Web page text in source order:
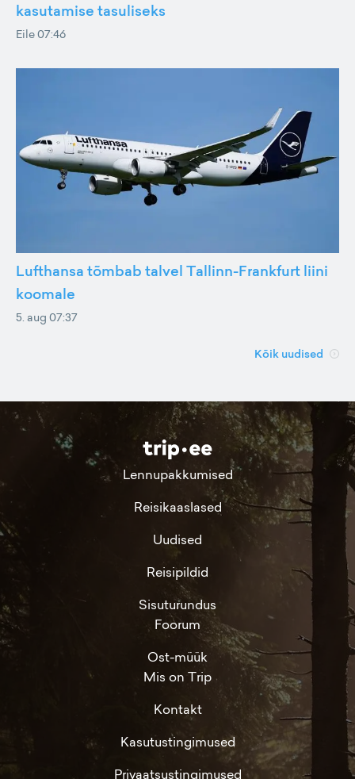
kasutamise tasuliseks
Eile 07:46
Lufthansa tõmbab talvel Tallinn-Frankfurt liini
koomale
5. aug 07:37
Kõik uudised
Lennupakkumised
Reisikaaslased
Uudised
Reisipildid
Sisuturundus
Foorum
Ost-müük
Mis on Trip
Kontakt
Kasutustingimused
Privaatsustingimused